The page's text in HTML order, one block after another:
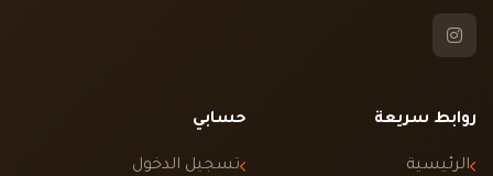
روابط سريعة
الرئيسية
حسابي
تسجيل الدخول